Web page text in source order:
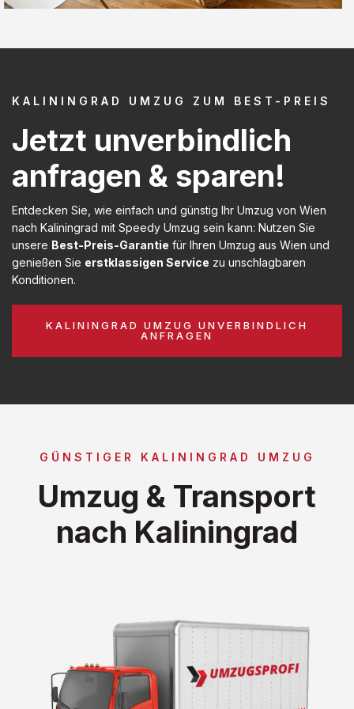
KALININGRAD UMZUG ZUM BEST-PREIS
Jetzt unverbindlich
anfragen & sparen!
Entdecken Sie, wie einfach und günstig Ihr Umzug von Wien
nach Kaliningrad mit Speedy Umzug sein kann: Nutzen Sie
unsere Best-Preis-Garantie für Ihren Umzug aus Wien und
genießen Sie erstklassigen Service zu unschlagbaren
Konditionen.
KALININGRAD UMZUG UNVERBINDLICH
ANFRAGEN
GÜNSTIGER KALININGRAD UMZUG
Umzug & Transport
nach Kaliningrad